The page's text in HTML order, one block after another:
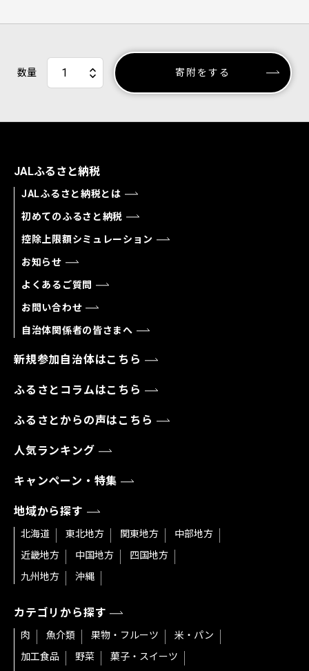
数量 寄附をする
JALふるさと納税
JALふるさと納税とは
初めてのふるさと納税
控除上限額シミュレーション
お知らせ
よくあるご質問
お問い合わせ
自治体関係者の皆さまへ
新規参加自治体はこちら
ふるさとコラムはこちら
ふるさとからの声はこちら
人気ランキング
キャンペーン・特集
地域から探す
北海道 東北地方 関東地方
中部地方
近畿地方
中国地方
四国地方
九州地方
沖縄
カテゴリから探す
肉 魚介類 果物・フルーツ
米・パン
加工食品
野菜
菓子・スイーツ